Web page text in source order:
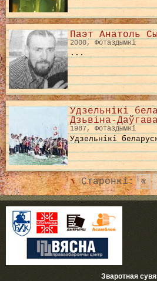
Паэт Анатоль
2000, Фотаздымкі
...
Удзельнікі
Дзьвіна-
1987, Фотаздымкі
Удзельнікі
Старонкі: «
Зваротная